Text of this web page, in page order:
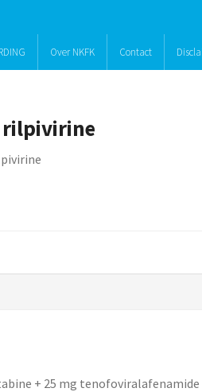
Over NKFK Contact
rilpivirine
+ 25 mg